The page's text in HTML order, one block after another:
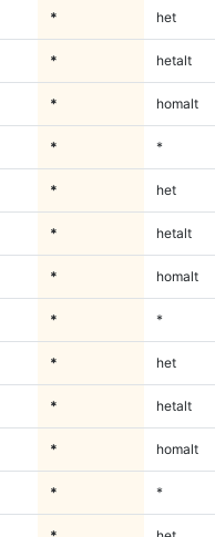
* het
* hetalt
* homalt
* *
* het
* hetalt
* homalt
* *
* het
* hetalt
* homalt
* *